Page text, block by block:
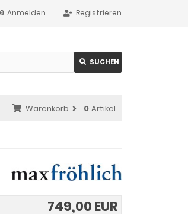
Registrieren
Anmelden
SUCHEN
Warenkorb 0 Artikel
749,00 EUR